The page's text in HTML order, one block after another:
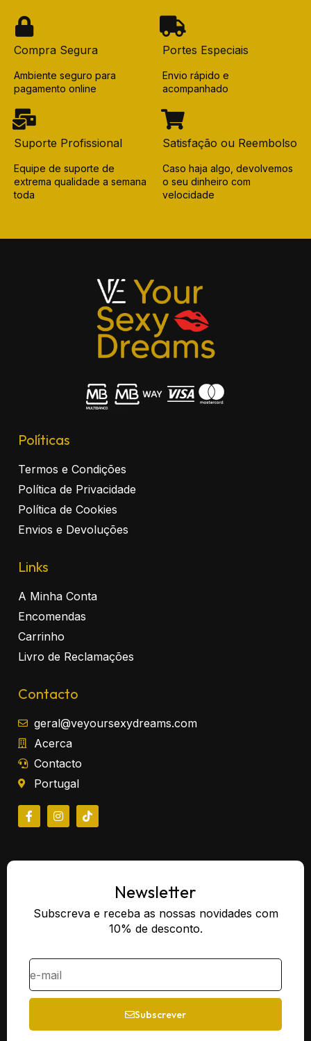
Compra Segura
Ambiente seguro para
pagamento online
Portes Especiais
Envio rápido e
acompanhado
Suporte Profissional
Equipe de suporte de
extrema qualidade a semana
toda
Satisfação ou Reembolso
Caso haja algo, devolvemos
o seu dinheiro com
velocidade
Políticas
Termos e Condições
Política de Privacidade
Política de Cookies
Envios e Devoluções
Links
A Minha Conta
Encomendas
Carrinho
Livro de Reclamações
Contacto
geral@veyoursexydreams.com
Acerca
Contacto
Portugal
Newsletter
Subscreva e receba as nossas novidades com
10% de desconto.
Subscrever